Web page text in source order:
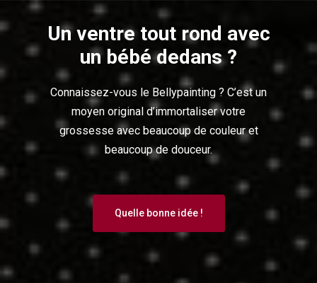
Un ventre tout rond avec
un bébé dedans ?
Connaissez-vous le Bellypainting ? C’est un
moyen original d’immortaliser votre
grossesse avec beaucoup de couleur et
beaucoup de douceur.
Quelle bonne idée !